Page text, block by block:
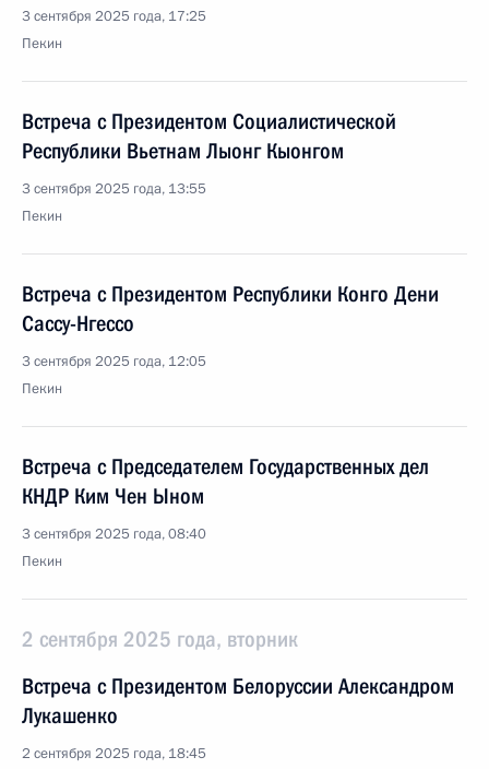
3 сентября 2025 года, 17:25
Пекин
Встреча с Президентом Социалистической
Республики Вьетнам Лыонг Кыонгом
3 сентября 2025 года, 13:55
Пекин
Встреча с Президентом Республики Конго Дени
Сассу-Нгессо
3 сентября 2025 года, 12:05
Пекин
Встреча с Председателем Государственных дел
КНДР Ким Чен Ыном
3 сентября 2025 года, 08:40
Пекин
2 сентября 2025 года, вторник
Встреча с Президентом Белоруссии Александром
Лукашенко
2 сентября 2025 года, 18:45